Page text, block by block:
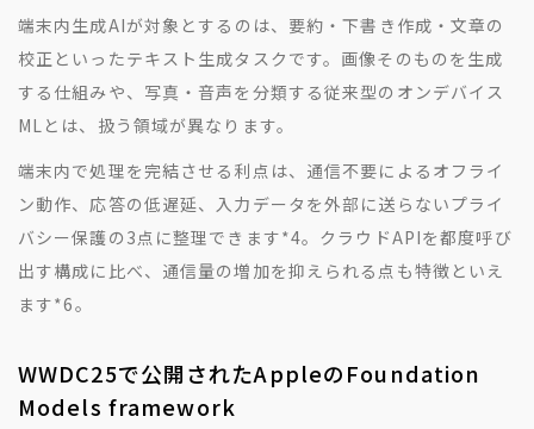
端末内生成AIが対象とするのは、要約・下書き作成・文章の
校正といったテキスト生成タスクです。画像そのものを生成
する仕組みや、写真・音声を分類する従来型のオンデバイス
MLとは、扱う領域が異なります。
端末内で処理を完結させる利点は、通信不要によるオフライ
ン動作、応答の低遅延、入力データを外部に送らないプライ
バシー保護の3点に整理できます*4。クラウドAPIを都度呼び
出す構成に比べ、通信量の増加を抑えられる点も特徴といえ
ます*6。
WWDC25で公開されたAppleのFoundation
Models framework